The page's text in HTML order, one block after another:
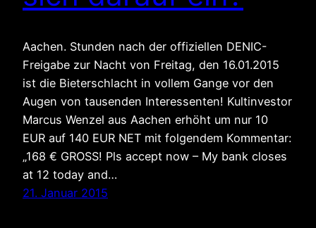
Aachen. Stunden nach der offiziellen DENIC-
Freigabe zur Nacht von Freitag, den 16.01.2015
ist die Bieterschlacht in vollem Gange vor den
Augen von tausenden Interessenten! Kultinvestor
Marcus Wenzel aus Aachen erhöht um nur 10
EUR auf 140 EUR NET mit folgendem Kommentar:
„168 € GROSS! Pls accept now – My bank closes
at 12 today and…
21. Januar 2015